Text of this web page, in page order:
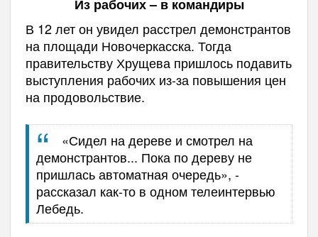
Из рабочих – в командиры
В 12 лет он увидел расстрел демонстрантов
на площади Новочеркасска. Тогда
правительству Хрущева пришлось подавить
выступления рабочих из-за повышения цен
на продовольствие.
«Сидел на дереве и смотрел на
демонстрантов... Пока по дереву не
пришлась автоматная очередь», -
рассказал как-то в одном телеинтервью
Лебедь.